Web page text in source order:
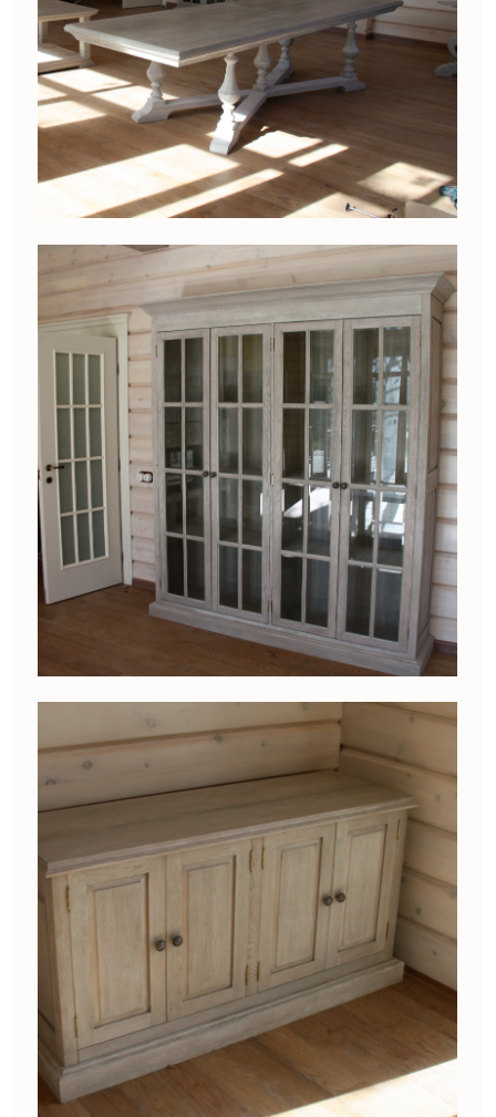
При этом важно было соблюсти баланс между
красотой исполнения и качеством. После
долгих поисков мы нашли для себя идеального
воплотителя идей в лице компании EywaWood.
Такого тщательного подхода — от разработки
проекта до доставки и сборки заказа, мы еще
не встречали. Была учтена каждая деталь,
согласовано все до мелочей
Отдельная история — цвет реки. В шутку
попросили сделать реку на столе цвета реки
Катунь. А эта река меняет в течение года цвет
от сине-голубого до зеленоватого. И Мастера
из EywaWood исполнили это! Потом они
признались, что эта затея доставила
красивые переходы цветов.
Теперь эта мебель — абсолютная жемчужина
нашего дома, и все гости без исключения
интересуются где можно заказать такую же!
От всей души благодарим компанию Eywawood
и желаем успехов и процветания, новых идей
и их воплощения!